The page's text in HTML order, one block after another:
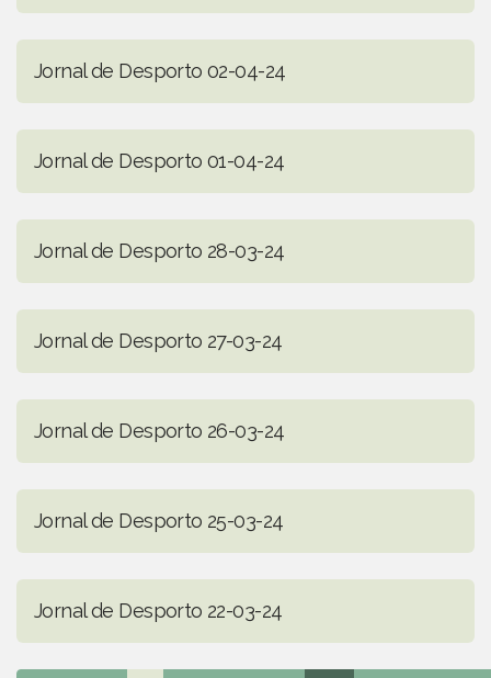
Jornal de Desporto 02-04-24
Jornal de Desporto 01-04-24
Jornal de Desporto 28-03-24
Jornal de Desporto 27-03-24
Jornal de Desporto 26-03-24
Jornal de Desporto 25-03-24
Jornal de Desporto 22-03-24